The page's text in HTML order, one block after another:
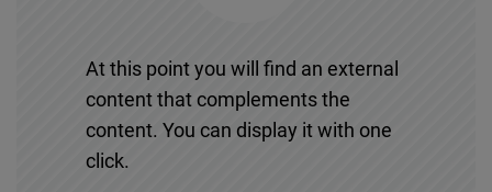
At this point you will find an external
content that complements the
content. You can display it with one
click.